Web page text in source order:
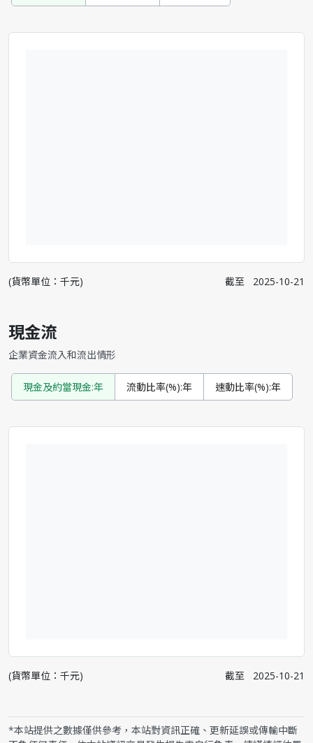
(貨幣單位：千元) 截至 2025-10-21
現金流
企業資金流入和流出情形
現金及約當現金:年 流動比率(%):年 速動比率(%):年
(貨幣單位：千元) 截至 2025-10-21
*本站提供之數據僅供參考，本站對資訊正確、更新延誤或傳輸中斷